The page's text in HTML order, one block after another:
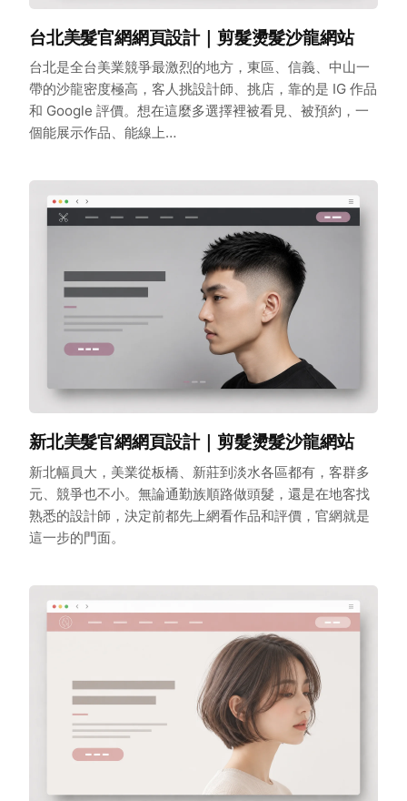
台北美髮官網網頁設計｜剪髮燙髮沙龍網站
台北是全台美業競爭最激烈的地方，東區、信義、中山一
帶的沙龍密度極高，客人挑設計師、挑店，靠的是 IG 作品
和 Google 評價。想在這麼多選擇裡被看見、被預約，一
個能展示作品、能線上…
新北美髮官網網頁設計｜剪髮燙髮沙龍網站
新北幅員大，美業從板橋、新莊到淡水各區都有，客群多
元、競爭也不小。無論通勤族順路做頭髮，還是在地客找
熟悉的設計師，決定前都先上網看作品和評價，官網就是
這一步的門面。